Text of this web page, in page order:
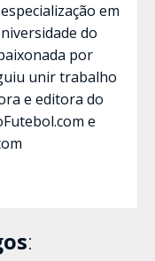
em
do
por
unir trabalho
e editora do
e
: